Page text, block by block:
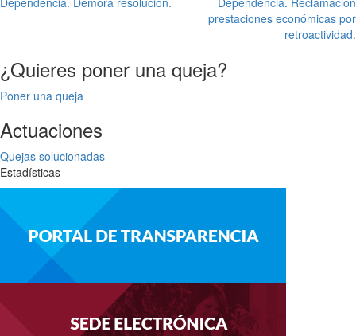
prestaciones económicas por
retroactividad.
¿Quieres poner una queja?
Poner una queja
Actuaciones
Quejas solucionadas
Estadísticas